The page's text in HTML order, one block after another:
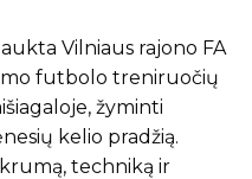
Vilniaus rajono FA
futbolo treniruočių
žyminti
kelio pradžią.
techniką ir